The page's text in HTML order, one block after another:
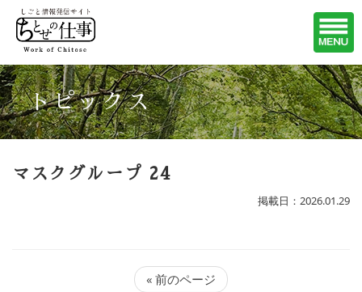
トピックス
マスクグループ 24
掲載日：2026.01.29
« 前のページ